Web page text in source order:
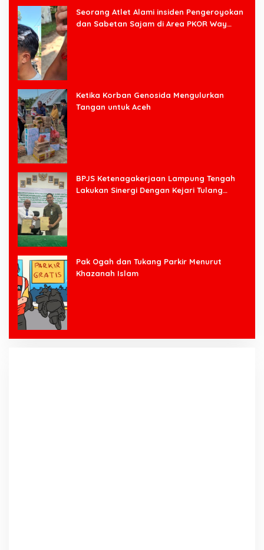
Seorang Atlet Alami insiden Pengeroyokan
dan Sabetan Sajam di Area PKOR Way
Ketika Korban Genosida Mengulurkan
Tangan untuk Aceh
BPJS Ketenagakerjaan Lampung Tengah
Lakukan Sinergi Dengan Kejari Tulang
Pak Ogah dan Tukang Parkir Menurut
Khazanah Islam